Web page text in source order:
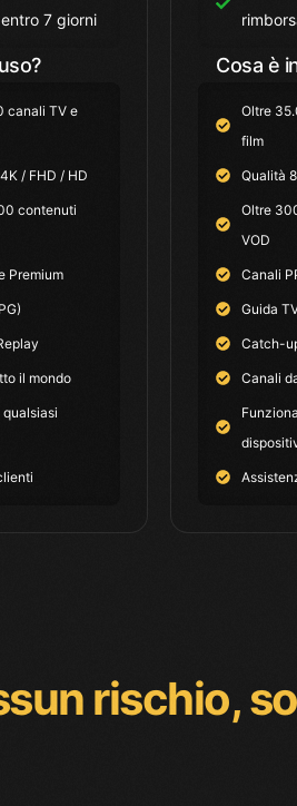
7 giorni
canali TV e
/ FHD / HD
contenuti
Premium
il mondo
qualsiasi
Cosa è
Oltre
film
Qualità
Oltre
VOD
Canali
Guida
Catch-
Canali
rischio,